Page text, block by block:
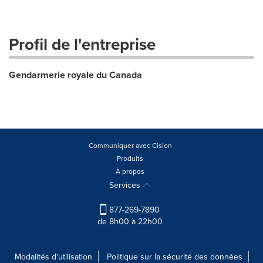
Profil de l'entreprise
Gendarmerie royale du Canada
Communiquer avec Cision
Produits
À propos
Services
877-269-7890
de 8h00 à 22h00
Modalités d'utilisation Politique sur la sécurité des données